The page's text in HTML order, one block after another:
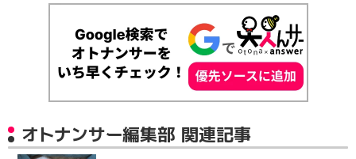
オトナンサー編集部 関連記事